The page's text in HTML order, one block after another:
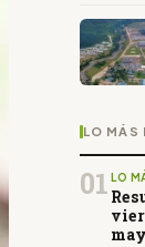
LO MÁS
01 LO